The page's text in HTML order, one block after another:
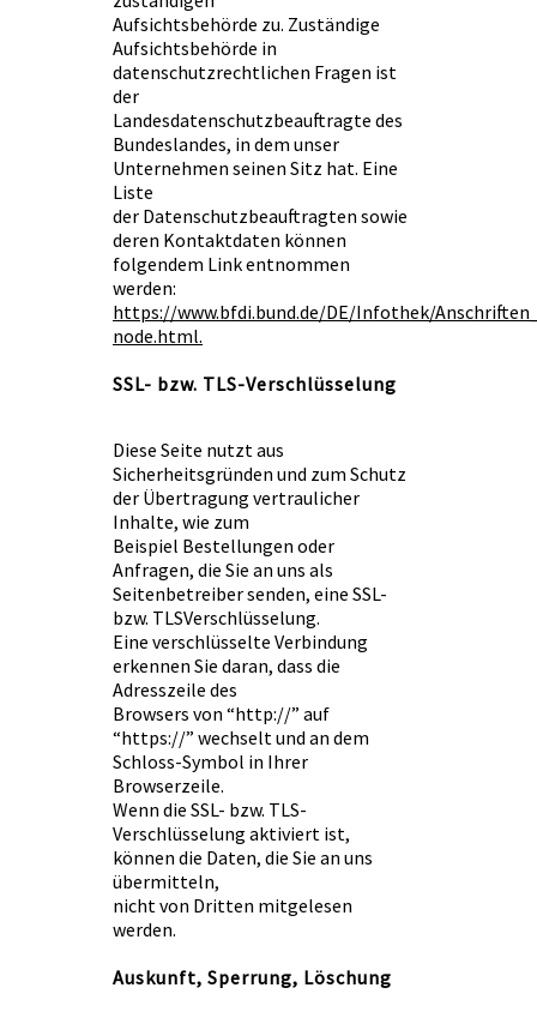
Aufsichtsbehörde zu. Zuständige
Aufsichtsbehörde in
datenschutzrechtlichen Fragen ist
der
Landesdatenschutzbeauftragte des
Bundeslandes, in dem unser
Unternehmen seinen Sitz hat. Eine
Liste
der Datenschutzbeauftragten sowie
deren Kontaktdaten können
folgendem Link entnommen
werden:
https://www.bfdi.bund.de/DE/Infothek/
node.html.
SSL- bzw. TLS-Verschlüsselung
Diese Seite nutzt aus
Sicherheitsgründen und zum Schutz
der Übertragung vertraulicher
Inhalte, wie zum
Beispiel Bestellungen oder
Anfragen, die Sie an uns als
Seitenbetreiber senden, eine SSL-
bzw. TLSVerschlüsselung.
Eine verschlüsselte Verbindung
erkennen Sie daran, dass die
Adresszeile des
Browsers von “http://” auf
“https://” wechselt und an dem
Schloss-Symbol in Ihrer
Browserzeile.
Wenn die SSL- bzw. TLS-
Verschlüsselung aktiviert ist,
können die Daten, die Sie an uns
übermitteln,
nicht von Dritten mitgelesen
werden.
Auskunft, Sperrung, Löschung